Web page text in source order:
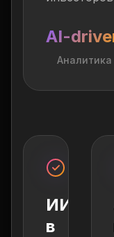
AI-
Аналитика
ИИ
в